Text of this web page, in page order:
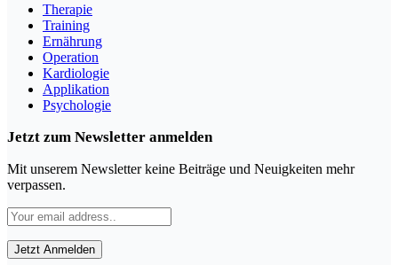
Therapie
Training
Ernährung
Operation
Kardiologie
Applikation
Psychologie
Jetzt zum Newsletter anmelden
Mit unserem Newsletter keine Beiträge und Neuigkeiten mehr
verpassen.